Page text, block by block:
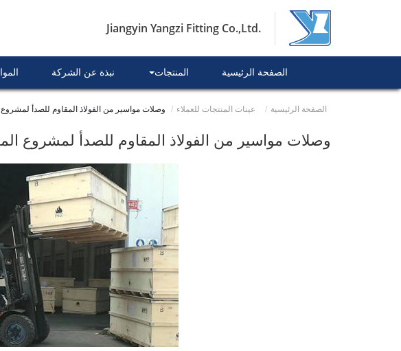
Jiangyin Yangzi Fitting Co.,Ltd.
الصفحة الرئيسية المنتجات نبذة عن الشركة
الصفحة الرئيسية عينات المنتجات للعملاء وصلات مواسير من الفولاذ المقاوم للصدأ لمشروع
وصلات مواسير من الفولاذ المقاوم للصدأ لمشروع